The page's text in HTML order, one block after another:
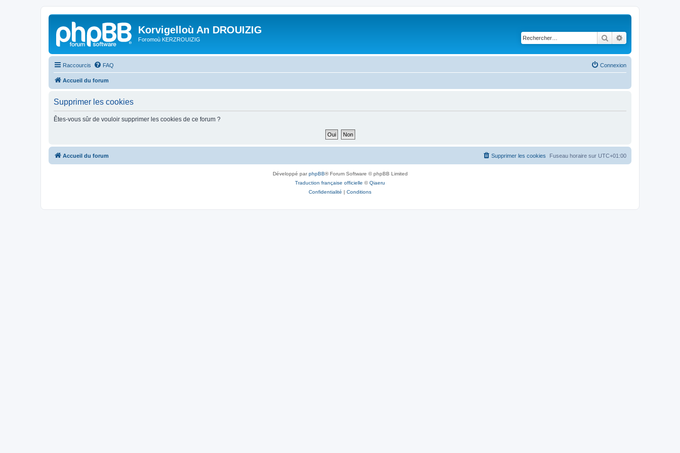
Korvigelloù An DROUIZIG
Foromoù KERZROUIZIG Rechercher
Raccourcis FAQ Connexion
Accueil du forum
Supprimer les cookies
Êtes-vous sûr de vouloir supprimer les cookies de ce forum ?
Accueil du forum Fuseau horaire sur UTC+01:00
Supprimer les cookies
Développé parphpBB® Forum Software © phpBB Limited
Traduction française officielle ©Qiaeru
Confidentialité | Conditions